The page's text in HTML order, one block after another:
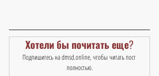
Хотели бы почитать еще?
Подпишитесь на dmsd.online, чтобы читать пост
полностью.